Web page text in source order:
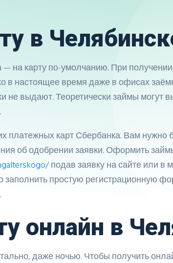
в
карту по-умолчанию. При получении
настоящее время даже в офисах
выдают. Теоретически займы могут
карт Сбербанка. Вам нужно
об одобрении заявки. Оформить
подав заявку на сайте или в
простую регистрационную
онлайн в
даже ночью. Чтобы получить